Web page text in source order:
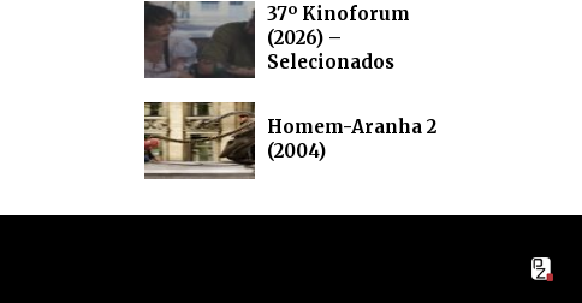
37º Kinoforum
(2026) –
Selecionados
Homem-Aranha 2
(2004)